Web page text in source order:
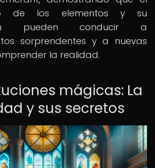
de los elementos y su
pueden conducir a
sorprendentes y a nuevas
la realidad.
mágicas: La
y sus secretos